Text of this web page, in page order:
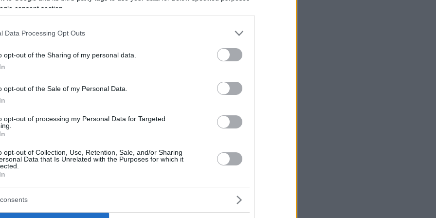
consent section.
Data Processing Opt Outs
opt-out of the Sharing of my personal data.
opt-out of the Sale of my Personal Data.
opt-out of processing my Personal Data for Targeted
opt-out of Collection, Use, Retention, Sale, and/or Sharing
Data that Is Unrelated with the Purposes for which it
für ungarische Künstler schaffen. Der Dead Klub
für alternative Techno-Musik sorgen.
Lineups für das Sziget
da - Video
Zielpublikum
und NGOs geben. Die Hauptbühne erhält ein
Cafés und alkoholfreie Cocktailbars. Alle
Court-Konzept wird nach dem Vorbild des Time